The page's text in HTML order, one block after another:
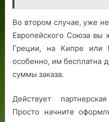
Во втором случае, уже
Европейского Союза вы
Греции, на Кипре или
особенно, им бесплатна
суммы заказа.
Действует
Просто начните